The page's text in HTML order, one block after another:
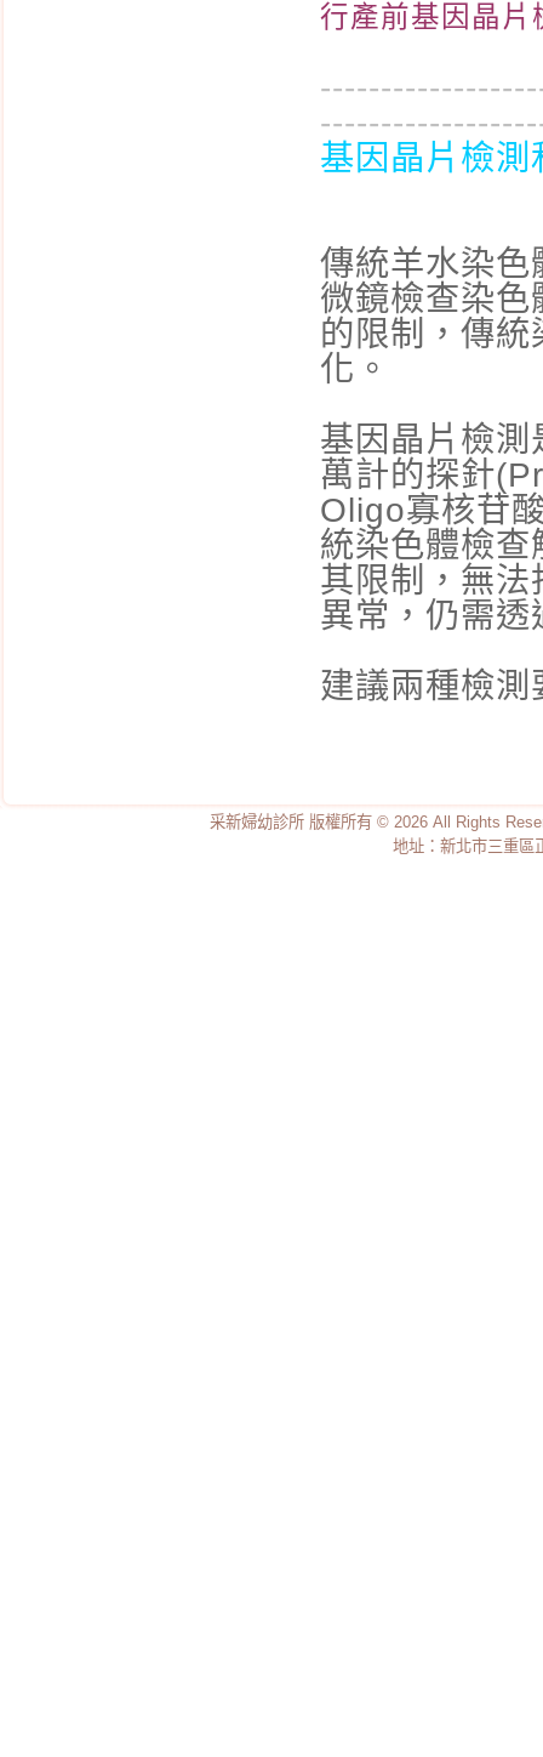
行產前基因晶片
基因晶片檢
傳統羊水染色
微鏡檢查染
的限制，傳
化。
基因晶片檢
萬計的探針
Oligo寡核苷
統染色體檢
其限制，無
異常，仍需
建議兩種檢
采新婦幼診所 版權所有 © 2026 All Rights
地址：新北市三重